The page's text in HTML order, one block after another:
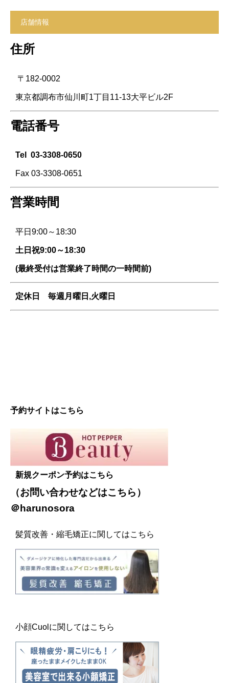
店舗情報
住所
〒182-0002
東京都調布市仙川町1丁目11-13大平ビル2F
電話番号
Tel 03-3308-0650
Fax 03-3308-0651
営業時間
平日9:00～18:30
土日祝9:00～18:30
(最終受付は営業終了時間の一時間前)
定休日 毎週 月曜日,火曜日
予約サイトはこちら
新規クーポン予約はこちら
（お問い合わせなどはこちら ）
＠harunosora
髪質改善・縮毛矯正に関してはこちら
小顔Cuolに関してはこちら